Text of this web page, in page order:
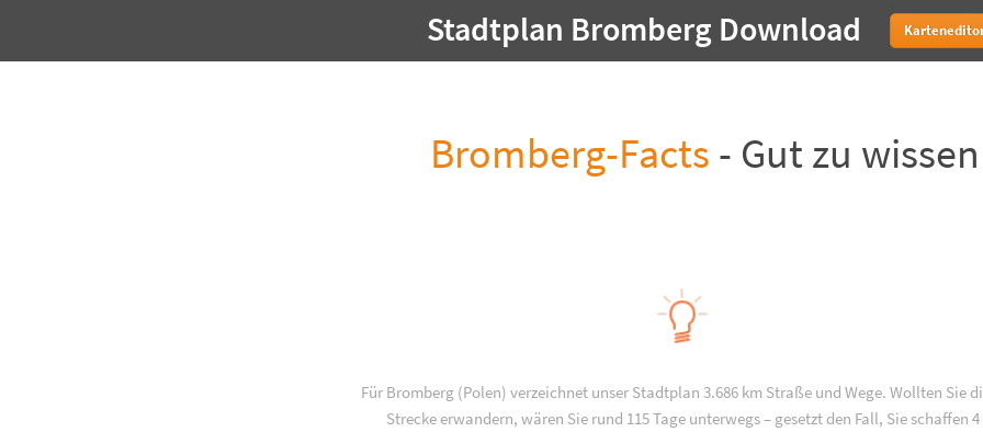
Stadtplan Bromberg Download
Bromberg-Facts - Gut zu wissen
Für Bromberg (Polen) verzeichnet unser Stadtplan 3.686 km Straße und Wege. Wollten Sie
Strecke erwandern, wären Sie rund 115 Tage unterwegs – gesetzt den Fall, Sie schaffen 4